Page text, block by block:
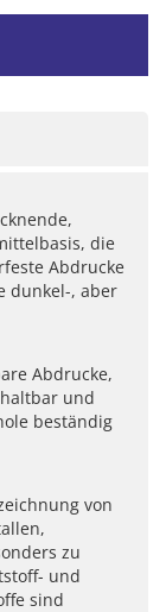
die
Abdrucke
dunkel-, aber
Abdrucke,
und
beständig
von
zu
und
sind